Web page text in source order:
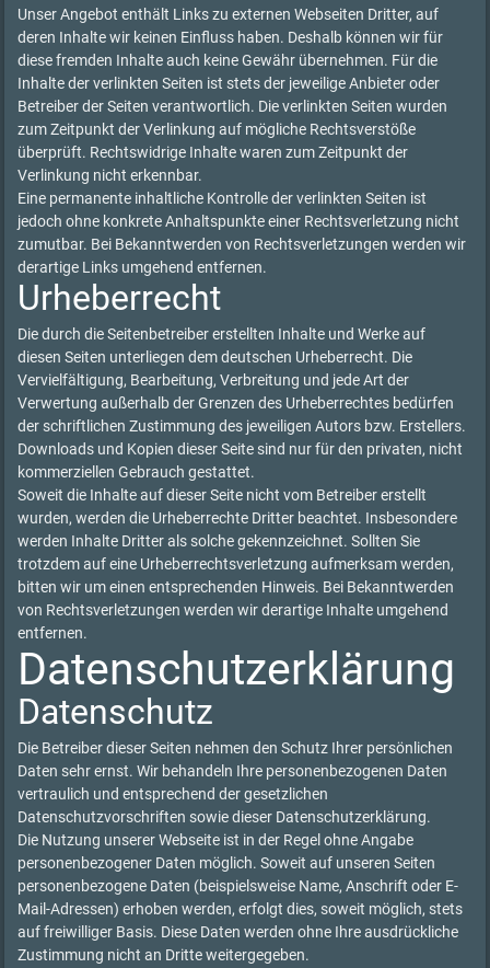
Unser Angebot enthält Links zu externen Webseiten Dritter, auf
deren Inhalte wir keinen Einfluss haben. Deshalb können wir für
diese fremden Inhalte auch keine Gewähr übernehmen. Für die
Inhalte der verlinkten Seiten ist stets der jeweilige Anbieter oder
Betreiber der Seiten verantwortlich. Die verlinkten Seiten wurden
zum Zeitpunkt der Verlinkung auf mögliche Rechtsverstöße
überprüft. Rechtswidrige Inhalte waren zum Zeitpunkt der
Verlinkung nicht erkennbar.
Eine permanente inhaltliche Kontrolle der verlinkten Seiten ist
jedoch ohne konkrete Anhaltspunkte einer Rechtsverletzung nicht
zumutbar. Bei Bekanntwerden von Rechtsverletzungen werden wir
derartige Links umgehend entfernen.
Urheberrecht
Die durch die Seitenbetreiber erstellten Inhalte und Werke auf
diesen Seiten unterliegen dem deutschen Urheberrecht. Die
Vervielfältigung, Bearbeitung, Verbreitung und jede Art der
Verwertung außerhalb der Grenzen des Urheberrechtes bedürfen
der schriftlichen Zustimmung des jeweiligen Autors bzw. Erstellers.
Downloads und Kopien dieser Seite sind nur für den privaten, nicht
kommerziellen Gebrauch gestattet.
Soweit die Inhalte auf dieser Seite nicht vom Betreiber erstellt
wurden, werden die Urheberrechte Dritter beachtet. Insbesondere
werden Inhalte Dritter als solche gekennzeichnet. Sollten Sie
trotzdem auf eine Urheberrechtsverletzung aufmerksam werden,
bitten wir um einen entsprechenden Hinweis. Bei Bekanntwerden
von Rechtsverletzungen werden wir derartige Inhalte umgehend
entfernen.
Datenschutzerklärung
Datenschutz
Die Betreiber dieser Seiten nehmen den Schutz Ihrer persönlichen
Daten sehr ernst. Wir behandeln Ihre personenbezogenen Daten
vertraulich und entsprechend der gesetzlichen
Datenschutzvorschriften sowie dieser Datenschutzerklärung.
Die Nutzung unserer Webseite ist in der Regel ohne Angabe
personenbezogener Daten möglich. Soweit auf unseren Seiten
personenbezogene Daten (beispielsweise Name, Anschrift oder E-
Mail-Adressen) erhoben werden, erfolgt dies, soweit möglich, stets
auf freiwilliger Basis. Diese Daten werden ohne Ihre ausdrückliche
Zustimmung nicht an Dritte weitergegeben.